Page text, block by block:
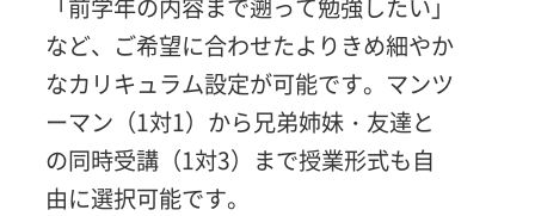
「前学年の内容まで遡って勉強したい」
など、ご希望に合わせたよりきめ細やか
なカリキュラム設定が可能です。マンツ
ーマン（1対1）から兄弟姉妹・友達と
の同時受講（1対3）まで授業形式も自
由に選択可能です。